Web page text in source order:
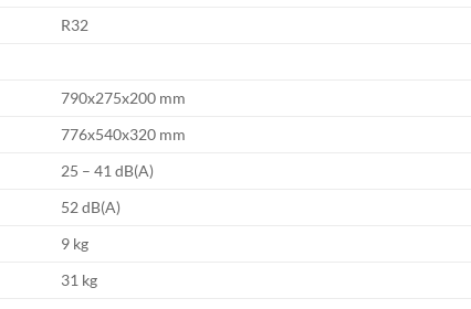
R32
790x275x200 mm
776x540x320 mm
25 – 41 dB(A)
52 dB(A)
9 kg
31 kg